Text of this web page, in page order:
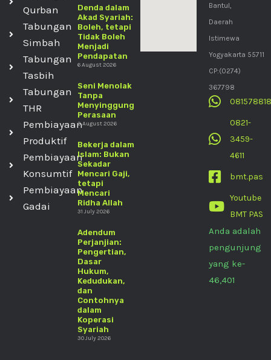
Qurban
Tabungan
Simbah
Tabungan
Tasbih
Tabungan
THR
Pembiayaan
Produktif
Pembiayaan
Konsumtif
Pembiayaan
Gadai
Denda dalam
Akad Syariah:
Boleh, tetapi
Tidak Boleh
Menjadi
Pendapatan
6 August 2026
Seni Menolak
Tanpa
Menyinggung
Perasaan
3 August 2026
Bekerja dalam
Islam: Bukan
Sekadar
Mencari Gaji,
tetapi
Mencari
Ridha Allah
31 July 2026
Adendum
Perjanjian:
Pengertian,
Dasar
Hukum,
Kedudukan,
dan
Contohnya
dalam
Koperasi
Syariah
30 July 2026
Bantul,
Daerah
Istimewa
Yogyakarta 55711
CP:(0274)
367798
0821-
3459-
4611
bmt.pas
Youtube
BMT PAS
Anda adalah
pengunjung
yang ke-
46,401